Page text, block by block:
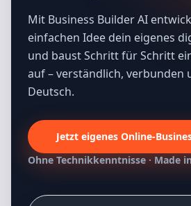
Mit Business Builder AI
einfachen Idee dein eigenes
und baust Schritt für Schritt
auf – verständlich, verbunden
Deutsch.
Jetzt eigenes Online-
Ohne Technikkenntnisse · Made